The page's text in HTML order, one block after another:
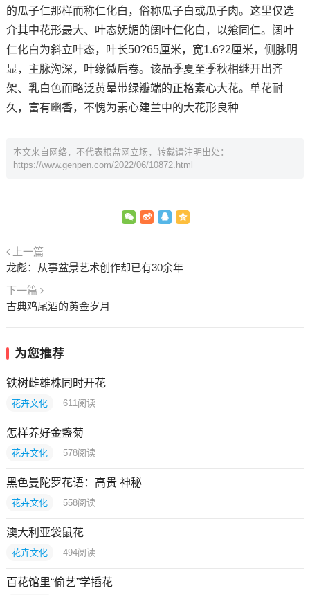
的瓜子仁那样而称仁化白，俗称瓜子白或瓜子肉。这里仅选
介其中花形最大、叶态妩媚的阔叶仁化白，以飨同仁。阔叶
仁化白为斜立叶态，叶长50?65厘米，宽1.6?2厘米，侧脉明
显，主脉沟深，叶缘微后卷。该品季夏至季秋相继开出齐
架、乳白色而略泛黄晕带绿瓣端的正格素心大花。单花耐
久，富有幽香，不愧为素心建兰中的大花形良种
本文来自网络，不代表根盆网立场，转载请注明出处：
https://www.genpen.com/2022/06/10872.html
上一篇
龙彪：从事盆景艺术创作却已有30余年
下一篇
古典鸡尾酒的黄金岁月
为您推荐
铁树雌雄株同时开花
花卉文化 611 阅读
怎样养好金盏菊
花卉文化 578阅读
黑色曼陀罗花语：高贵 神秘
花卉文化 558阅读
澳大利亚袋鼠花
花卉文化 494阅读
百花馆里“偷艺”学插花